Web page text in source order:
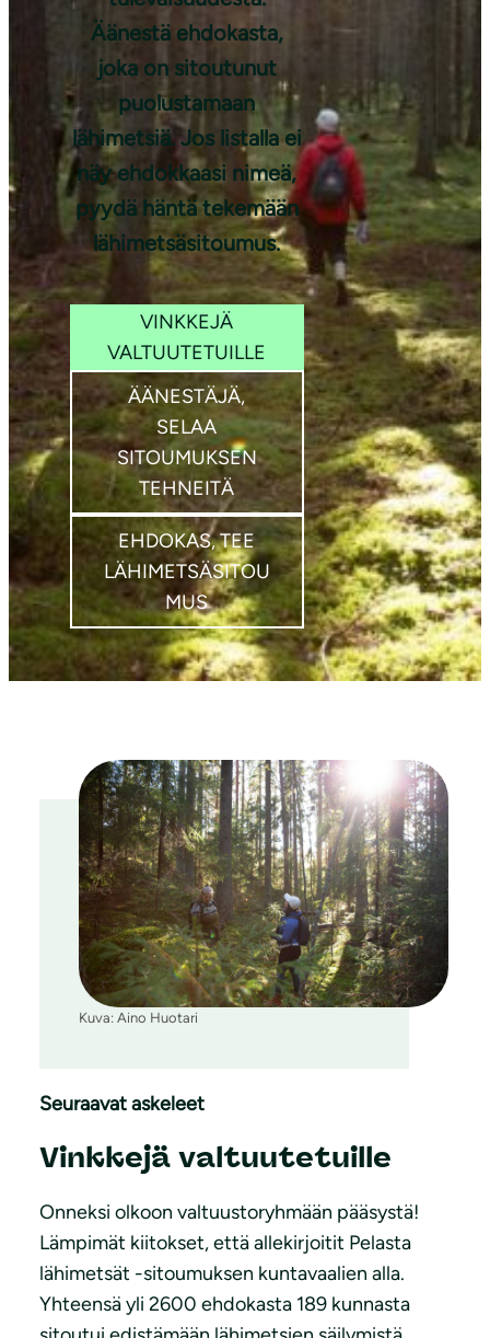
Äänestä ehdokasta,
joka on sitoutunut
puolustamaan
lähimetsiä. Jos listalla ei
näy ehdokkaasi nimeä,
pyydä häntä tekemään
lähimetsäsitoumus.
VINKKEJÄ
VALTUUTETUILLE
ÄÄNESTÄJÄ,
SELAA
SITOUMUKSEN
TEHNEITÄ
EHDOKAS, TEE
LÄHIMETSÄSITOU
MUS
Kuva: Aino
Huotari
Kuva: Aino Huotari
Seuraavat askeleet
Vinkkejä valtuutetuille
Onneksi olkoon valtuustoryhmään pääsystä!
Lämpimät kiitokset, että allekirjoitit Pelasta
lähimetsät -sitoumuksen kuntavaalien alla.
Yhteensä yli 2600 ehdokasta 189 kunnasta